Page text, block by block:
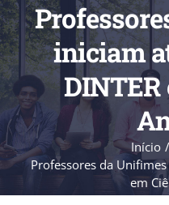
iniciam
Início
Professores da
em